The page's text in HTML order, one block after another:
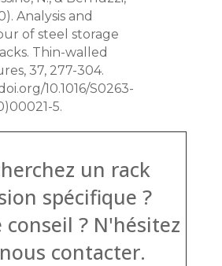
Analysis and
of steel storage
Thin-walled
37, 277-304.
10.1016/S0263-
5.
un rack
spécifique ?
conseil ? N'hésitez
contacter.